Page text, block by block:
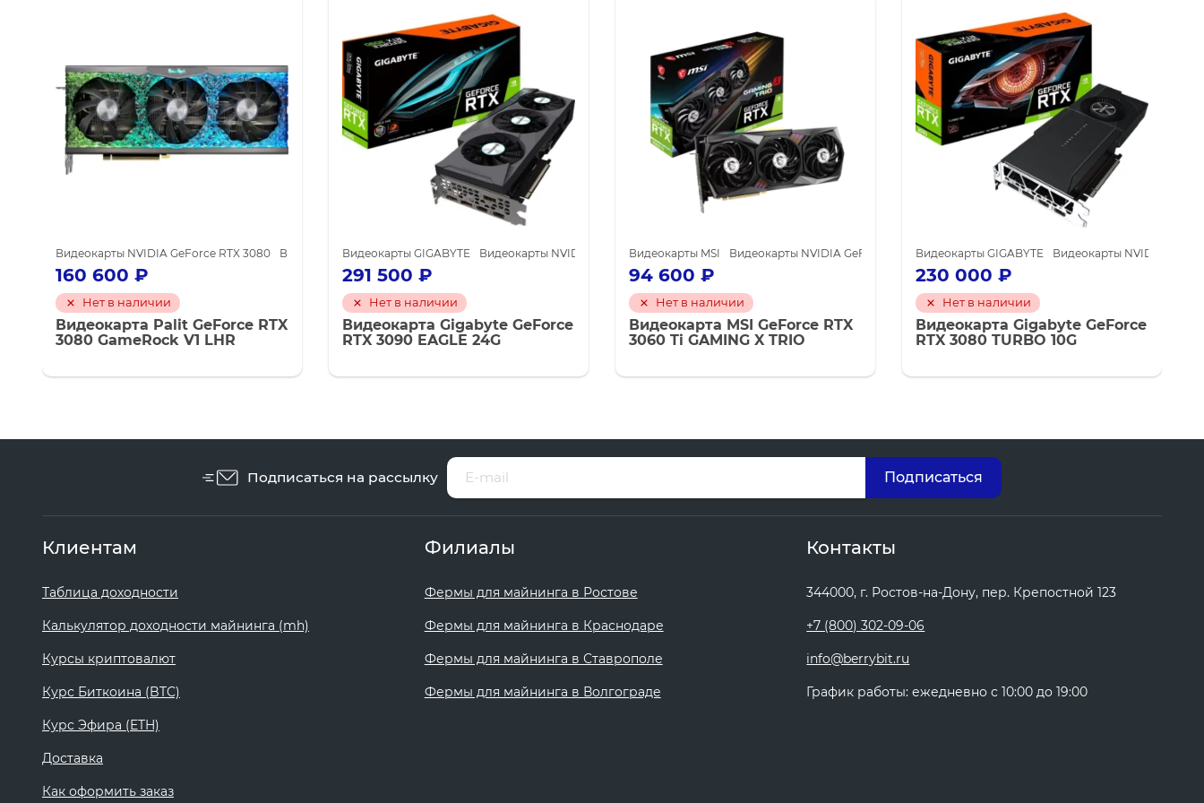
RTX 3060 Ti Видеокарты NVIDIA для майнинга
Видеокарты NVIDIA GeForce RTX 3080 Видеокарты NVIDIA для майнинга
160 600 ₽
Нет в наличии
Видеокарта Palit GeForce RTX
3080 GameRock V1 LHR
Видеокарты GIGABYTE Видеокарты NVIDIA GeForce RTX 3090 Видеокарты NVIDIA для майнинга
291 500 ₽
Нет в наличии
Видеокарта Gigabyte GeForce
RTX 3090 EAGLE 24G
Видеокарты MSI Видеокарты NVIDIA GeForce RTX 3060 Ti Видеокарты NVIDIA для майнинга
94 600 ₽
Нет в наличии
Видеокарта MSI GeForce RTX
3060 Ti GAMING X TRIO
Видеокарты GIGABYTE Видеокарты NVIDIA
230 000 ₽
Нет в наличии
Видеокарта Gigabyte GeForce
RTX 3080 TURBO 10G
Подписаться на рассылку
Клиентам
Таблица доходности
Калькулятор доходности майнинга (mh)
Курсы криптовалют
Курс Биткоина (BTC)
Курс Эфира (ETH)
Доставка
Как оформить заказ
Филиалы
Фермы для майнинга в Ростове
Фермы для майнинга в Краснодаре
Фермы для майнинга в Ставрополе
Фермы для майнинга в Волгограде
Контакты
344000, г. Ростов-на-Дону, пер. Крепостной 123
+7 (800) 302-09-06
info@berrybit.ru
График работы: ежедневно с 10:00 до 19:00